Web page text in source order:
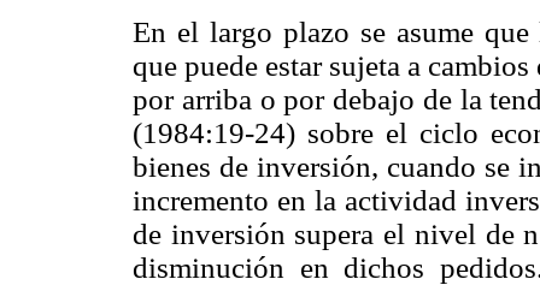
En el largo plazo se asume
que puede estar sujeta a
por arriba o por debajo de la
(1984:19-24) sobre el ciclo
bienes de inversión, cuando se
incremento en la actividad
de inversión supera el nivel de
disminución en dichos